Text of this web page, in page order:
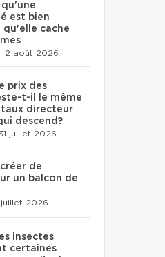
qu'une
est bien
cache
2 août 2026
prix des
t-il le même
directeur
descend?
juillet 2026
de
un balcon de
2026
insectes
certaines